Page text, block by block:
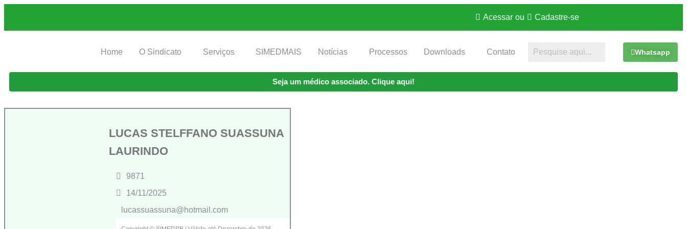
Acessar ou Cadastre-se
Home O Sindicato Serviços SIMEDMAIS Notícias Processos Downloads Contato Whatsapp
Seja um médico associado. Clique aqui!
LUCAS STELFFANO SUASSUNA
LAURINDO
9871
14/11/2025
lucassuassuna@hotmail.com